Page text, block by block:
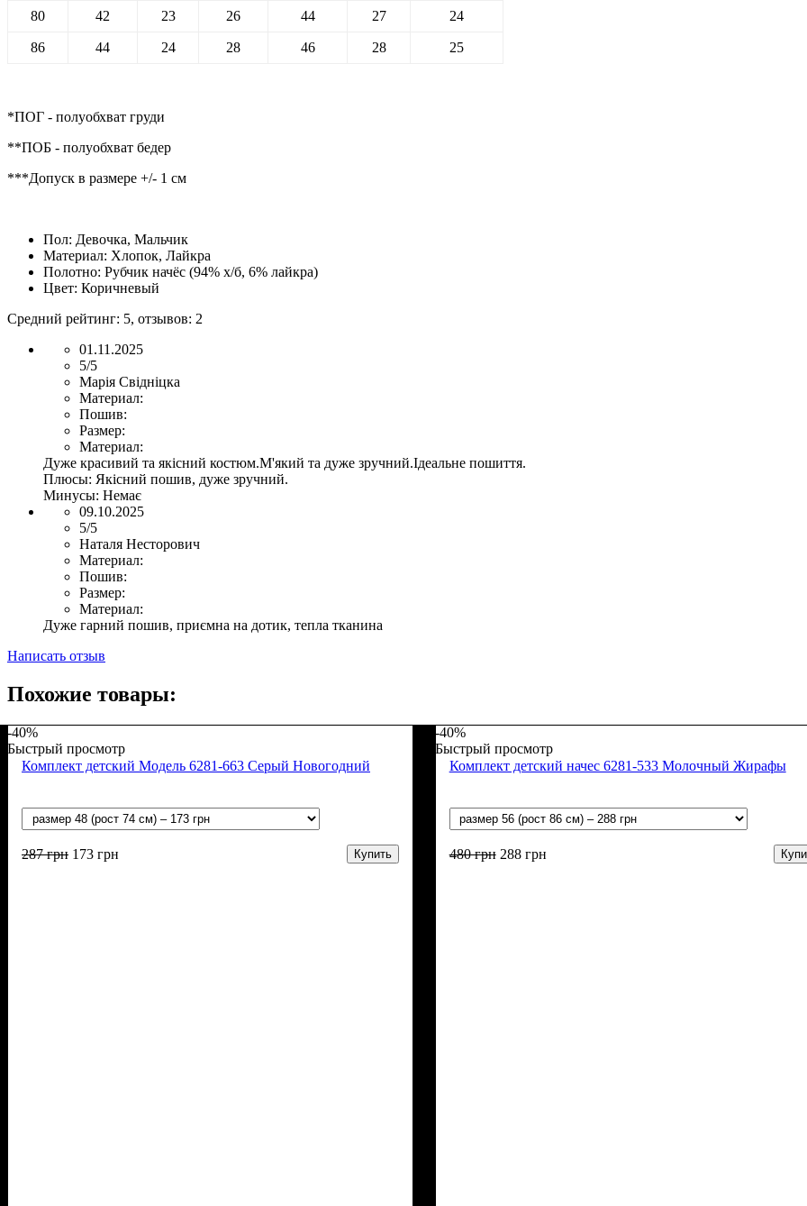
80 42 23 26 44 27 24
86 44 24 28 46 28 25
*ПОГ - полуобхват груди
**ПОБ - полуобхват бедер
***Допуск в размере +/- 1 см
Пол: Девочка, Мальчик
Материал: Хлопок, Лайкра
Полотно: Рубчик начёс (94% х/б, 6% лайкра)
Цвет: Коричневый
Средний рейтинг: 5, отзывов: 2
01.11.2025
5/5
Марія Свідніцка
Материал:
Пошив:
Размер:
Материал:
Дуже красивий та якісний костюм.М'який та дуже зручний.Ідеальне пошиття.
Плюсы: Якісний пошив, дуже зручний.
Минусы: Немає
09.10.2025
5/5
Наталя Несторович
Материал:
Пошив:
Размер:
Материал:
Дуже гарний пошив, приємна на дотик, тепла тканина
Написать отзыв
Похожие товары:
-40%
Быстрый просмотр
Комплект детский Модель 6281-663 Серый Новогодний
287грн 173 грн Купить
-40%
Быстрый просмотр
Комплект детский начес 6281-533 Молочный Жирафы
480грн 288грн